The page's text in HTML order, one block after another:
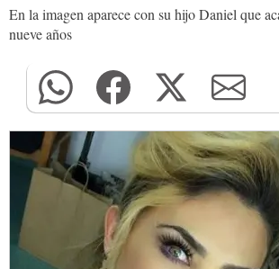
En la imagen aparece con su hijo Daniel que
nueve años